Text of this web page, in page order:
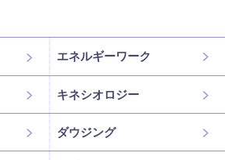
エネルギーワーク
キネシオロジー
ダウジング